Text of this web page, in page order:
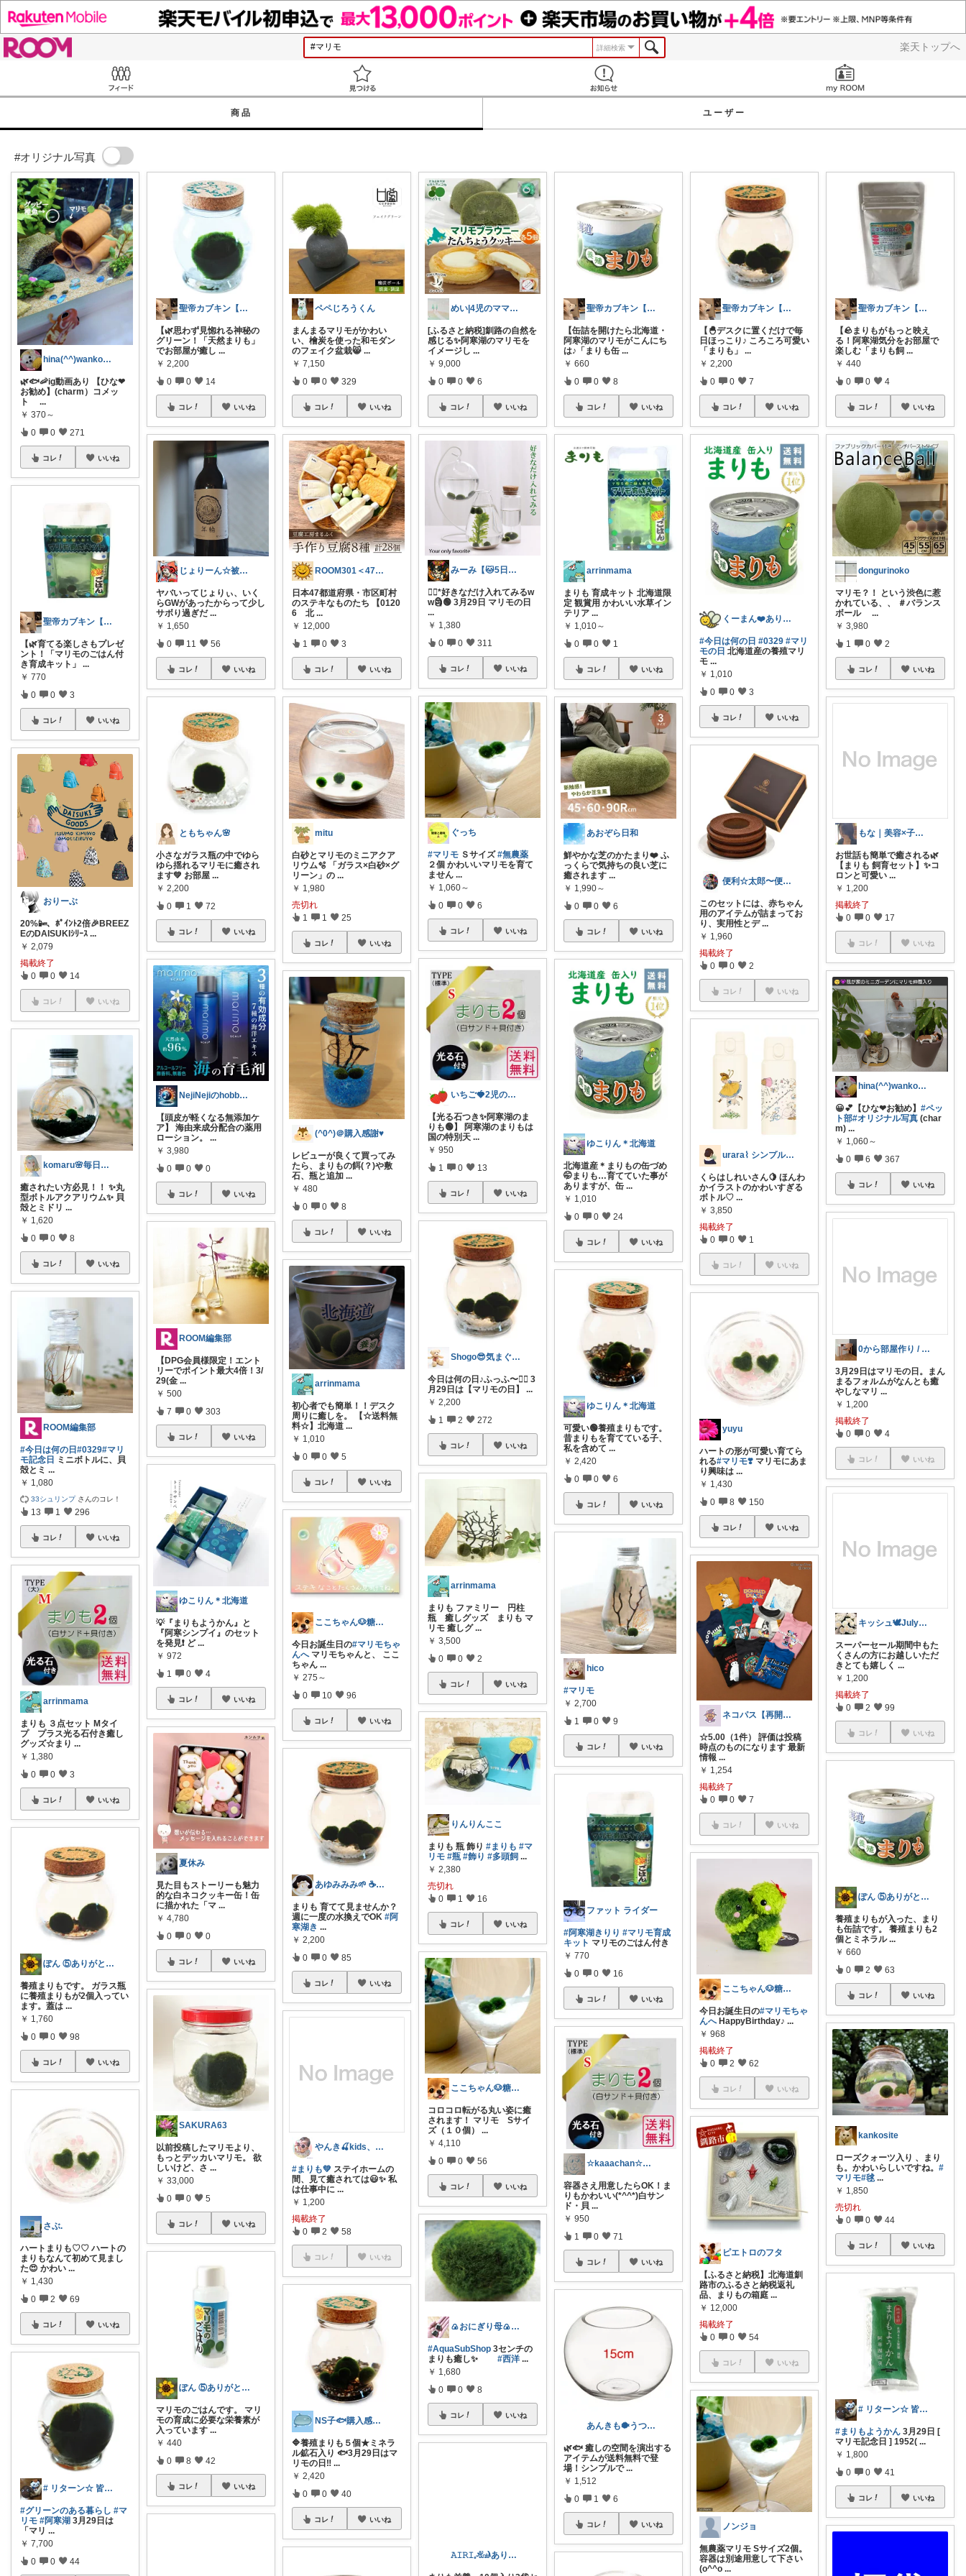
楽天トップへ
詳細検索
商品 ユーザー
#オリジナル写真
hina(^^)wanko🥰友達感謝❤
🌿🐟️🦐ig動画あり 【ひな❤
お勧め】(charm）コメッ
ト
...
￥ 370～
0 0 271
コレ いいね
聖帝カブキン【北海道を推す者】
【🌿育てる楽しさもプレゼ
ント！「マリモのごはん付
き育成キット」
...
￥ 770
0 0 3
コレ いいね
おりーぶ
20%📴、ﾎﾟｲﾝﾄ2倍🎉BREEZ
EのDAISUKIｼﾘｰｽ ...
￥ 2,079
掲載終了
0 0 14
コレ いいね
komaru🌸毎日が輝きますように✨️
癒されたい方必見！！ ✨丸
型ボトルアクアリウム✨ 貝
殻とミドリ ...
￥ 1,620
0 0 8
コレ いいね
ROOM編集部
#今日は何の日 #0329#マリ
モ記念日
ミニボトルに、貝
殻とミ ...
￥ 1,080
33シュリンプ さんのコレ！
13 1 296
コレ いいね
arrinmama
まりも ３点セット Mタイ
プ プラス光る石付き癒し
グッズ☆まり ...
￥ 1,380
0 0 3
コレ いいね
ぽん ⑤ありがとうございます✨
養殖まりもです。 ガラス瓶
に養殖まりもが2個入ってい
ます。蓋は ...
￥ 1,760
0 0 98
コレ いいね
さぶ.
ハートまりも♡♡ ハートの
まりもなんて初めて見まし
た😍 かわい ...
￥ 1,430
0 2 69
コレ いいね
# リターン☆ 皆様の毎日に◀感謝▶
#グリーンのある暮らし #マ
リモ #阿寒湖 3月29日は
「マリ ...
￥ 7,700
0 0 44
聖帝カブキン【北海道を推す者】
【🌿思わず見惚れる神秘の
グリーン！「天然まりも」
でお部屋が癒し ...
￥ 2,200
0 0 14
コレ いいね
じょりーん☆被災地の復興を🙏8月4日♡
ヤバいってじょりぃ、いく
らGWがあったからって少し
サボり過ぎだ ...
￥ 1,650
0 11 56
コレ いいね
ともちゃん🌸
小さなガラス瓶の中でゆら
ゆら揺れるマリモに癒され
ます💚 お部屋 ...
￥ 2,200
0 1 72
コレ いいね
NejiNejiのhobbyGadget
【頭皮が軽くなる無添加ケ
ア】 海由来成分配合の薬用
ローション。
...
￥ 3,980
0 0 0
コレ いいね
ROOM編集部
【DPG会員様限定！エント
リーでポイント最大4倍！3/
29(金 ...
￥ 500
7 0 303
コレ いいね
ゆこりん＊北海道
💡『まりもようかん』と
『阿寒シンプイ』のセット
を発見❗️ ど ...
￥ 972
1 0 4
コレ いいね
夏休み
見た目もストーリーも魅力
的な白ネコクッキー缶！缶
に描かれた「マ ...
￥ 4,780
0 0 0
コレ いいね
SAKURA63
以前投稿したマリモより、
もっとデッカいマリモ。 欲
しいけど、さ ...
￥ 33,000
0 0 5
コレ いいね
ぽん ⑤ありがとうございます✨
マリモのごはんです。 マリ
モの育成に必要な栄養素が
入っています ...
￥ 440
0 8 42
コレ いいね
ペペじろうくん
まんまるマリモがかわい
い、檜炭を使った和モダン
のフェイク盆栽😸 ...
￥ 7,150
0 0 329
コレ いいね
ROOM301＜47都道府県ステキ集！＞
日本47都道府県・市区町村
のステキなものたち 【0120
6 北 ...
￥ 12,000
1 0 3
コレ いいね
mitu
白砂とマリモのミニアクア
リウム🫧 「ガラス×白砂×グ
リーン」の ...
￥ 1,980
売切れ
1 1 25
コレ いいね
(^0^)＠購入感謝♥
レビューが良くて買ってみ
たら、まりもの餌(？)や敷
石、瓶と追加 ...
￥ 480
0 0 8
コレ いいね
arrinmama
初心者でも簡単！！デスク
周りに癒しを。 【☆送料無
料☆】北海道 ...
￥ 1,010
0 0 5
コレ いいね
ここちゃん🐶糖代謝大事だよ 感謝💕
今日お誕生日の#マリモちゃ
んへマリモちゃんと、 ここ
ちゃん ...
￥ 275～
0 10 96
コレ いいね
あゆみみみ🌱 ☕📔文房具とコーヒー
まりも 育てて見ませんか？
週に一度の水換えでOK#阿
寒湖き ...
￥ 2,200
0 0 85
コレ いいね
やんき🍒kids、便利グッズ
#まりも💚 ステイホームの
間、見て癒されては😃✨ 私
は仕事中に ...
￥ 1,200
掲載終了
0 2 58
コレ いいね
NS子🐟購入感謝🐟
🔷養殖まりも５個★ミネラ
ル鉱石入り 🐟3月29日はマ
リモの日‼ ...
￥ 2,420
0 0 40
コレ いいね
めい|4児のママおすすめ
[ふるさと納税]釧路の自然を
感じる✨阿寒湖のマリモを
イメージし ...
￥ 9,000
0 0 6
コレ いいね
みーみ【🐱5日ありがとう🥲︎♡】
❁⃘*好きなだけ入れてみる‪w
w🗿🟢 3月29日 マリモの日
...
￥ 1,380
0 0 311
コレ いいね
ぐっち
#マリモ Ｓサイズ#無農薬
２個 かわいいマリモを育て
ません ...
￥ 1,060～
0 0 6
コレ いいね
いちご🍓2児のママ
【光る石つき✨️阿寒湖のま
りも🟢】 阿寒湖のまりもは
国の特別天 ...
￥ 950
1 0 13
コレ いいね
Shogo😎気まぐれ更新中✨
今日は何の日♪ふっふ〜🙆‍♀️ 3
月29日は【マリモの日】...
￥ 2,200
1 2 272
コレ いいね
arrinmama
まりも ファミリー 円柱
瓶 癒しグッズ まりも マ
リモ 癒しグ ...
￥ 3,500
0 0 2
コレ いいね
りんりんここ
まりも 瓶 飾り#まりも #マ
リモ #瓶 #飾り #多頭飼 ...
￥ 2,380
売切れ
0 1 16
コレ いいね
ここちゃん🐶糖代謝大事だよ 感謝💕
コロコロ転がる丸い姿に癒
されます！ マリモ Sサイ
ズ（１０個）
...
￥ 4,110
0 0 56
コレ いいね
🍙おにぎり母🍙ありがとう💕
#AquaSubShop 3センチの
まりも癒し✨#西洋 ...
￥ 1,680
0 0 8
コレ いいね
聖帝カブキン【北海道を推す者】
【缶詰を開けたら北海道・
阿寒湖のマリモがこんにち
は♪「まりも缶 ...
￥ 660
0 0 8
コレ いいね
arrinmama
まりも 育成キット 北海道限
定 観賞用 かわいい水草イン
テリア ...
￥ 1,010～
0 0 1
コレ いいね
あおぞら日和
鮮やかな芝のかたまり❤️ ふ
っくらで気持ちの良い芝に
癒されます ...
￥ 1,990～
0 0 6
コレ いいね
ゆこりん＊北海道
北海道産＊まりもの缶づめ
🤭まりも…育てていた事が
ありますが、缶 ...
￥ 1,010
0 0 24
コレ いいね
ゆこりん＊北海道
可愛い🟢養殖まりもです。
昔まりもを育てている子、
私を含めて ...
￥ 2,420
0 0 6
コレ いいね
hico
#マリモ
￥ 2,700
1 0 9
コレ いいね
ファット ライダー
#阿寒湖きりり #マリモ育成
キット マリモのごはん付き
￥ 770
0 0 16
コレ いいね
☆kaaachan☆男男男女４児の母
容器さえ用意したらOK！ま
りもかわいい(*^^*)白サン
ド・貝 ...
￥ 950
1 0 71
コレ いいね
あんきも🐡うつわ好き/10日購入感謝
🌿🐟 癒しの空間を演出する
アイテムが送料無料で登
場！シンプルで ...
￥ 1,512
0 1 6
コレ いいね
聖帝カブキン【北海道を推す者】
【🐣デスクに置くだけで毎
日ほっこり♪ ころころ可愛い
「まりも」
...
￥ 2,200
0 0 7
コレ いいね
くーまん❤️ありがとうございます
#今日は何の日 #0329 #マリ
モの日 北海道産の養殖マリ
モ ...
￥ 1,010
0 0 3
コレ いいね
便利☆太郎〜便利で幸せな暮らし〜
このセットには、赤ちゃん
用のアイテムが詰まってお
り、実用性とデ ...
￥ 1,960
掲載終了
0 0 2
コレ いいね
urara⌇ シンプル × 暮らし
くらはしれいさん🍋 ほんわ
かイラストのかわいすぎる
ボトル♡...
￥ 3,850
掲載終了
0 0 1
コレ いいね
yuyu
ハートの形が可愛い育てら
れる#マリモ❣️ マリモにあま
り興味は ...
￥ 1,430
0 8 150
コレ いいね
ネコパス【再開しました】
☆5.00（1件） 評価は投稿
時点のものになります 最新
情報 ...
￥ 1,254
掲載終了
0 0 7
コレ いいね
ここちゃん🐶糖代謝大事だよ 感謝💕
今日お誕生日の#マリモちゃ
んへHappyBirthday♪...
￥ 968
掲載終了
0 2 62
コレ いいね
ピエトロのフタ
【ふるさと納税】北海道釧
路市のふるさと納税返礼
品、まりもの箱庭 ...
￥ 12,000
掲載終了
0 0 54
コレ いいね
ノンジョ
無農薬マリモ Sサイズ2個。
容器は別途用意して下さい
(o^^o ...
聖帝カブキン【北海道を推す者】
【🪨まりもがもっと映え
る！阿寒湖気分をお部屋で
楽しむ「まりも飼 ...
￥ 440
0 0 4
コレ いいね
dongurinoko
マリモ？！ という渋色に惹
かれている、、 ＃バランス
ボール
...
￥ 3,980
1 0 2
コレ いいね
もな｜美容×子育て×モノトーン
お世話も簡単で癒される🌿
【まりも 飼育セット】✨コ
ロンと可愛い ...
￥ 1,200
掲載終了
0 0 17
コレ いいね
hina(^^)wanko🥰友達感謝❤
😀💕【ひな❤お勧め】#ペッ
ト部#オリジナル写真 (char
m) ...
￥ 1,060～
0 6 367
コレ いいね
0から部屋作り / BASE
3月29日はマリモの日。まん
まるフォルムがなんとも癒
やしなマリ ...
￥ 1,200
掲載終了
0 0 4
コレ いいね
キッシュ🕊July感謝♡ㅅ˘︶˘𓃭
スーパーセール期間中もた
くさんの方にお越しいただ
きとても嬉しく ...
￥ 1,200
掲載終了
0 2 99
コレ いいね
ぽん ⑤ありがとうございます✨
養殖まりもが入った、まり
も缶詰です。 養殖まりも2
個とミネラル ...
￥ 660
0 2 63
コレ いいね
kankosite
ローズクォーツ入り 、まり
も。かわいらしいですね。#
マリモ#毬 ...
￥ 1,850
売切れ
0 0 44
コレ いいね
# リターン☆ 皆様の毎日に◀感謝▶
#まりもようかん 3月29日 [
マリモ記念日 ] 1952( ...
￥ 1,800
0 0 41
コレ いいね